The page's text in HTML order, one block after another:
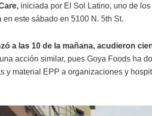
iniciada por El Sol Latino, uno de
este sábado en 5100 N. 5th St.
a las 10 de la mañana, acudieron
acción similar, pues Goya Foods ha
y material EPP a organizaciones y